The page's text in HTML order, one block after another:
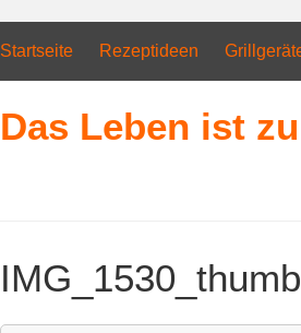
Startseite Rezeptideen
Das Leben ist